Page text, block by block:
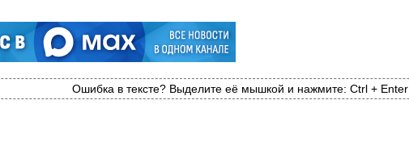
Ошибка в тексте? Выделите её мышкой и нажмите: Ctrl + Enter